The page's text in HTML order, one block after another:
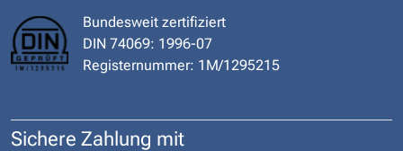
Bundesweit zertifiziert
DIN 74069: 1996-07
Registernummer: 1M/1295215
Sichere Zahlung mit